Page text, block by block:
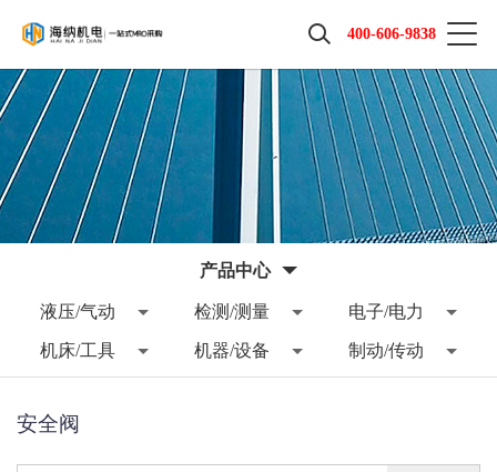
400-606-9838
产品中心
液压/气动 检测/测量 电子/电力
机床/工具 机器/设备 制动/传动
安全阀